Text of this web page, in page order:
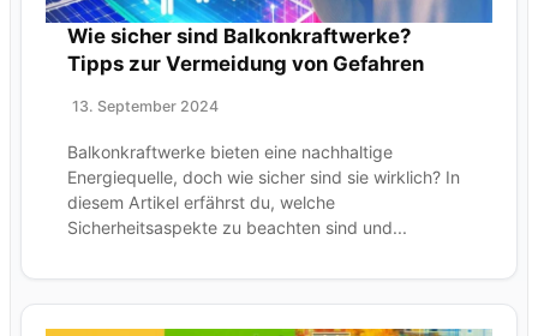
Wie sicher sind Balkonkraftwerke?
Tipps zur Vermeidung von Gefahren
13. September 2024
Balkonkraftwerke bieten eine nachhaltige
Energiequelle, doch wie sicher sind sie wirklich? In
diesem Artikel erfährst du, welche
Sicherheitsaspekte zu beachten sind und...